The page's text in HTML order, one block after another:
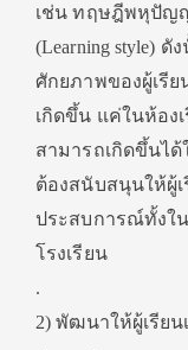
เช่น ทฤษฎีพหุปัญ
(Learning style)
ศักยภาพของผู้เรี
เกิดขึ้น แค่ในห้อง
สามารถเกิดขึ้นไ
ต้องสนับสนุนให้ผู้เ
ประสบการณ์ทั้งใ
โรงเรียน
.
2) พัฒนาให้ผู้เรียน